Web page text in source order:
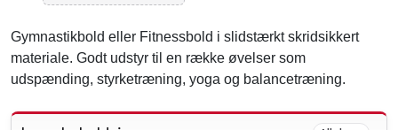
Gymnastikbold eller Fitnessbold i slidstærkt skridsikkert
materiale. Godt udstyr til en række øvelser som
udspænding, styrketræning, yoga og balancetræning.